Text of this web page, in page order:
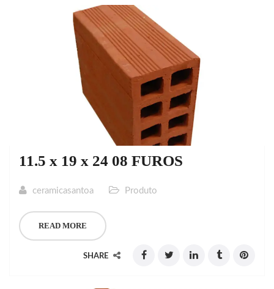
11.5 x 19 x 24 08 FUROS
ceramicasantoa Produto
READ MORE
SHARE